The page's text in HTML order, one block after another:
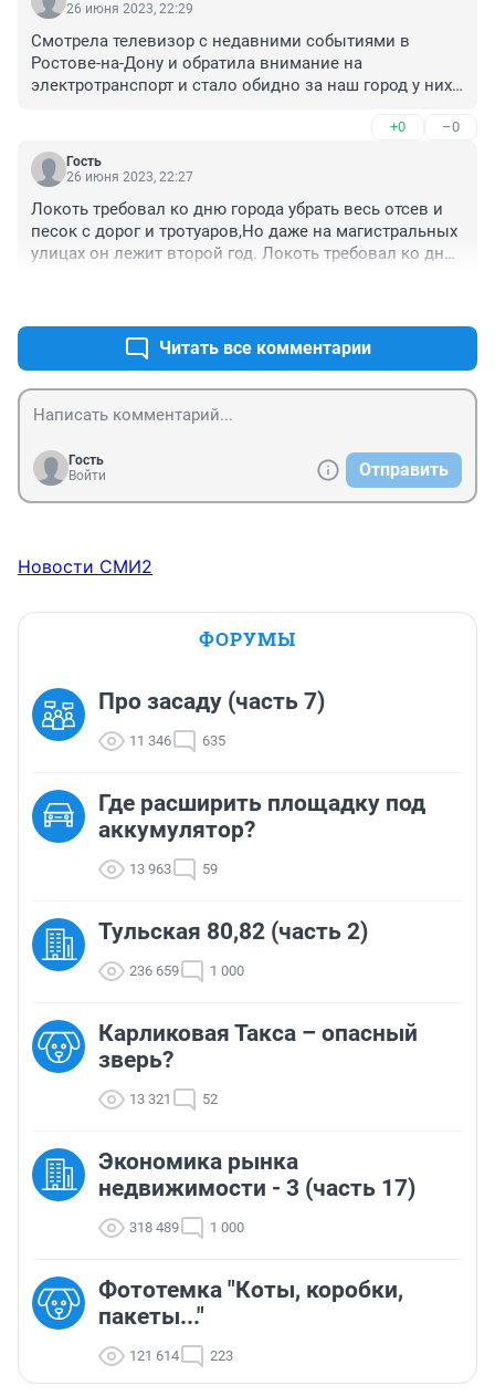
26 июня 2023, 22:29
Смотрела телевизор с недавними событиями в
Ростове-на-Дону и обратила внимание на
электротранспорт и стало обидно за наш город у них
+0 –0
Гость
26 июня 2023, 22:27
Локоть требовал ко дню города убрать весь отсев и
песок с дорог и тротуаров,Но даже на магистральных
улицах он лежит второй год. Локоть требовал ко дню
Читать все комментарии
Гость
Войти
Отправить
Новости СМИ2
ФОРУМЫ
Про засаду (часть 7)
11 346 635
Где расширить площадку под
аккумулятор?
13 963 59
Тульская 80,82 (часть 2)
236 659 1 000
Карликовая Такса – опасный
зверь?
13 321 52
Экономика рынка
недвижимости - 3 (часть 17)
318 489 1 000
Фототемка "Коты, коробки,
пакеты..."
121 614 223